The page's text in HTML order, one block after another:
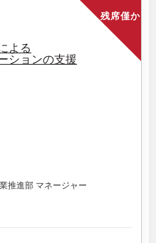
残席僅か
よる
ションの支援
推進部 マネージャー